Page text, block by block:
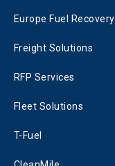
Europe Fuel Recovery
Freight Solutions
RFP Services
Fleet Solutions
T-Fuel